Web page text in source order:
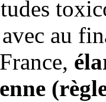
au